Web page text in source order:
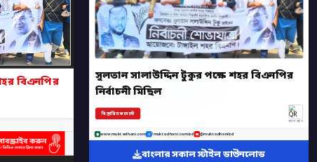
বিএনপির
সুলতান সালাউদ্দিন টুকুর পক্ষে শহর বিএনপির
নির্বাচনী মিছিল
বিস্তারিত কমেন্টে
অ্যাপ স্ক্যান
www.muktodhoni.com /muktodhoni.com.bd @muktodhonibd
বাংলার সকাল স্টাইল ডাউনলোড